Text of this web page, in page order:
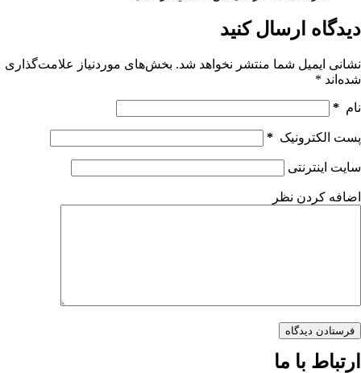
دیدگاه ارسال کنید
نشانی ایمیل شما منتشر نخواهد شد. بخش‌های موردنیاز علامت‌گذاری
شده‌اند *
نام *
پست الکترونیک *
سایت اینترنتی
اضافه کردن نظر
فرستادن دیدگاه
ارتباط با ما